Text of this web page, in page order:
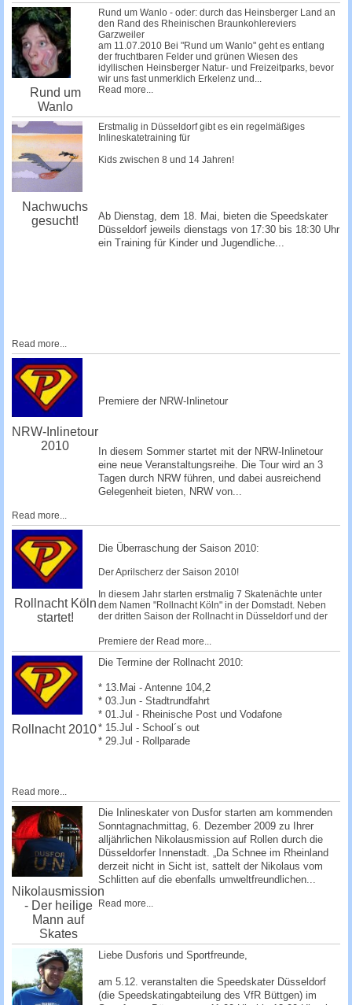
Rund um
Wanlo
Rund um Wanlo - oder: durch das Heinsberger Land an
den Rand des Rheinischen Braunkohlereviers
Garzweiler
am 11.07.2010 Bei "Rund um Wanlo" geht es entlang
der fruchtbaren Felder und grünen Wiesen des
idyllischen Heinsberger Natur- und Freizeitparks, bevor
wir uns fast unmerklich Erkelenz und...
Read more...
Nachwuchs
gesucht!
Erstmalig in Düsseldorf gibt es ein regelmäßiges
Inlineskatetraining für
Kids zwischen 8 und 14 Jahren!
Ab Dienstag, dem 18. Mai, bieten die Speedskater
Düsseldorf jeweils dienstags von 17:30 bis 18:30 Uhr
ein Training für Kinder und Jugendliche...
Read more...
NRW-Inlinetour
2010
Premiere der NRW-Inlinetour
In diesem Sommer startet mit der NRW-Inlinetour
eine neue Veranstaltungsreihe. Die Tour wird an 3
Tagen durch NRW führen, und dabei ausreichend
Gelegenheit bieten, NRW von...
Read more...
Rollnacht Köln
startet!
Die Überraschung der Saison 2010:
Der Aprilscherz der Saison 2010!
In diesem Jahr starten erstmalig 7 Skatenächte unter
dem Namen "Rollnacht Köln" in der Domstadt. Neben
der dritten Saison der Rollnacht in Düsseldorf und der
Premiere der Read more...
Rollnacht 2010
Die Termine der Rollnacht 2010:
* 13.Mai - Antenne 104,2
* 03.Jun - Stadtrundfahrt
* 01.Jul - Rheinische Post und Vodafone
* 15.Jul - School´s out
* 29.Jul - Rollparade
Read more...
Nikolausmission
- Der heilige
Mann auf
Skates
Die Inlineskater von Dusfor starten am kommenden
Sonntagnachmittag, 6. Dezember 2009 zu Ihrer
alljährlichen Nikolausmission auf Rollen durch die
Düsseldorfer Innenstadt. „Da Schnee im Rheinland
derzeit nicht in Sicht ist, sattelt der Nikolaus vom
Schlitten auf die ebenfalls umweltfreundlichen...
Read more...
Liebe Dusforis und Sportfreunde,
am 5.12. veranstalten die Speedskater Düsseldorf
(die Speedskatingabteilung des VfR Büttgen) im